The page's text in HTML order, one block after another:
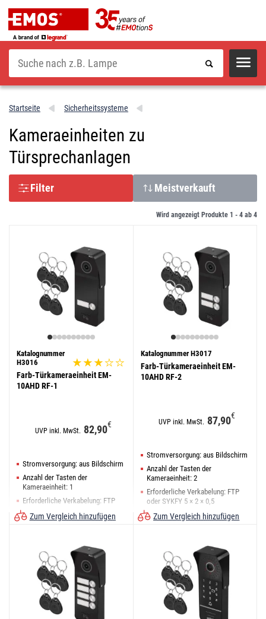
Suche
Startseite Sicherheitssysteme
Kameraeinheiten zu
Türsprechanlagen
Filter Meistverkauft
Wird angezeigt Produkte 1 - 4 ab 4
Katalognummer
H3016
Farb-Türkameraeinheit EM-
10AHD RF-1
UVP inkl. MwSt. 82,90€
Stromversorgung: aus Bildschirm
Anzahl der Tasten der
Kameraeinheit: 1
Erforderliche Verkabelung: FTP
Zum Vergleich hinzufügen
Katalognummer H3017
Farb-Türkameraeinheit EM-
10AHD RF-2
UVP inkl. MwSt. 87,90€
Stromversorgung: aus Bildschirm
Anzahl der Tasten der
Kameraeinheit: 2
Erforderliche Verkabelung: FTP
oder SYKFY 5 × 2 × 0,5
Zum Vergleich hinzufügen